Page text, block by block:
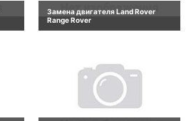
Замена двигателя Land Rover
Range Rover